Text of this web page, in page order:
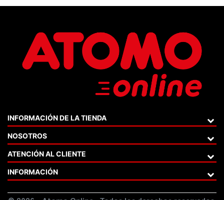
INFORMACIÓN DE LA TIENDA
NOSOTROS
ATENCIÓN AL CLIENTE
INFORMACIÓN